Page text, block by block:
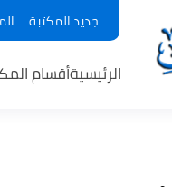
جديد المكتبة
الرئيسيةأقسام